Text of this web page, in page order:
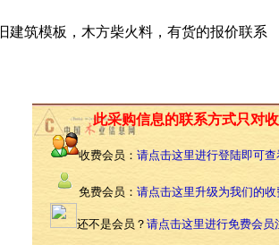
建筑模板，木方柴火料，有货的报价联系
此采购信息的联系方式只对
收费会员： 请点击这里进行登陆即可查
免费会员： 请点击这里升级为我们的
还不是会员？ 请点击这里进行免费会员